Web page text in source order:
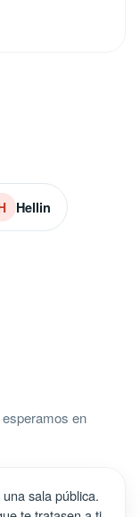
Hellin
en
una sala pública.